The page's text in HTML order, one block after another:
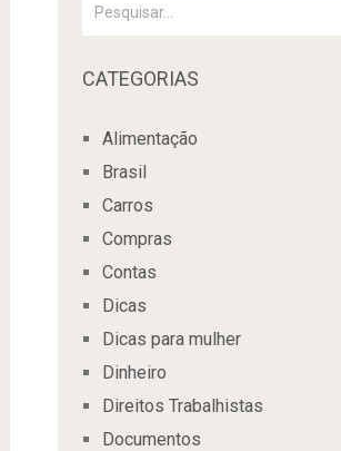
CATEGORIAS
Alimentação
Brasil
Carros
Compras
Contas
Dicas
Dicas para mulher
Dinheiro
Direitos Trabalhistas
Documentos